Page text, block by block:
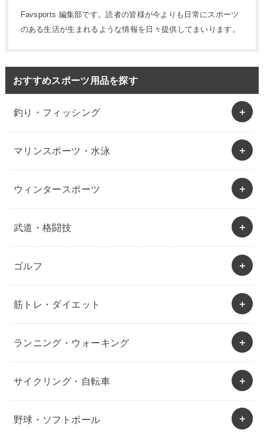
Favsports 編集部です。読者の皆様が今よりも日常にスポーツ
のある生活が生まれるような情報を日々提供してまいります。
おすすめスポーツ用品を探す
釣り・フィッシング
マリンスポーツ・水泳
ウィンタースポーツ
武道・格闘技
ゴルフ
筋トレ・ダイエット
ランニング・ウォーキング
サイクリング・自転車
野球・ソフトボール